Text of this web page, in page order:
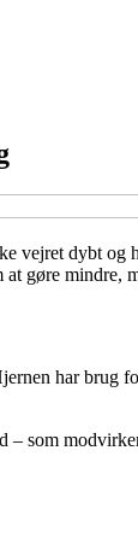
dybt
gøre mindre,
har
som